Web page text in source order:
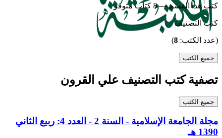
كتب هذا القسم — 8 كتاب متوفر
كتب التصنيف
(عدد الكتب: 8
)
جميع الكتب
تصفية كتب التصنيف علي القرون
جميع الكتب
مجلة الجامعة الإسلامية - السنة 2 - العدد 4: ربيع الثاني
1390 هـ